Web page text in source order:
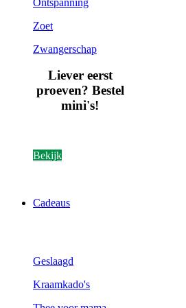
Zoet
Zwangerschap
Liever eerst
proeven? Bestel
mini's!
Bekijk
Cadeaus
Geslaagd
Kraamkado's